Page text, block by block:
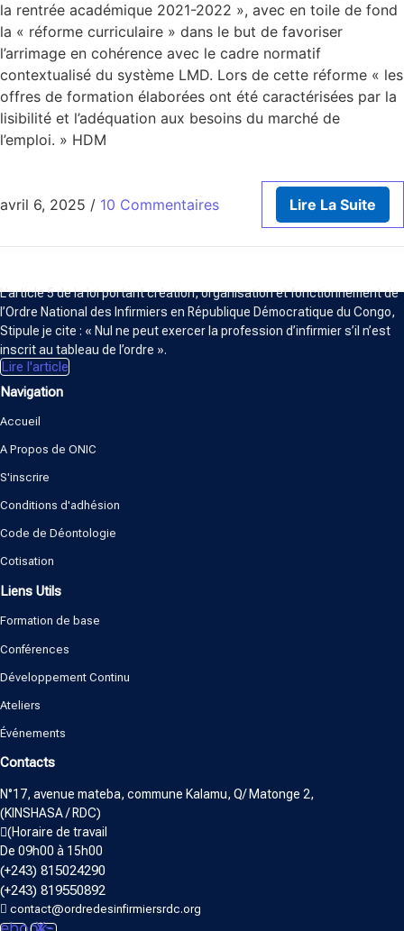
la rentrée académique 2021-2022 », avec en toile de fond
la « réforme curriculaire » dans le but de favoriser
l’arrimage en cohérence avec le cadre normatif
contextualisé du système LMD. Lors de cette réforme « les
offres de formation élaborées ont été caractérisées par la
lisibilité et l’adéquation aux besoins du marché de
l’emploi. » HDM
avril 6, 2025 / 10 Commentaires Lire La Suite
L’article 5 de la loi portant création, organisation et fonctionnement de
l’Ordre National des Infirmiers en République Démocratique du Congo,
Stipule je cite : « Nul ne peut exercer la profession d’infirmier s’il n’est
inscrit au tableau de l’ordre ».
Lire l'article
Navigation
Accueil
A Propos de ONIC
S'inscrire
Conditions d'adhésion
Code de Déontologie
Cotisation
Liens Utils
Formation de base
Conférences
Développement Continu
Ateliers
Événements
Contacts
N°17, avenue mateba, commune Kalamu, Q/ Matonge 2,
(KINSHASA / RDC)
(Horaire de travail
De 09h00 à 15h00
(+243) 815024290
(+243) 819550892
contact@ordredesinfirmiersrdc.org